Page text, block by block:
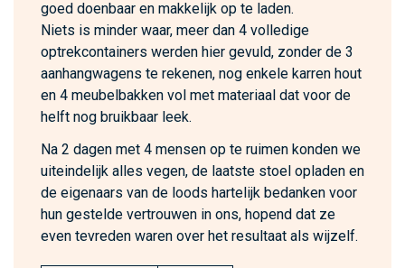
goed doenbaar en makkelijk op te laden.
Niets is minder waar, meer dan 4 volledige
optrekcontainers werden hier gevuld, zonder de 3
aanhangwagens te rekenen, nog enkele karren hout
en 4 meubelbakken vol met materiaal dat voor de
helft nog bruikbaar leek.
Na 2 dagen met 4 mensen op te ruimen konden we
uiteindelijk alles vegen, de laatste stoel opladen en
de eigenaars van de loods hartelijk bedanken voor
hun gestelde vertrouwen in ons, hopend dat ze
even tevreden waren over het resultaat als wijzelf.